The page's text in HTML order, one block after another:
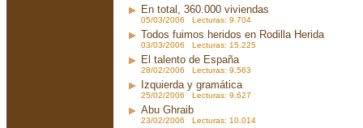
En total, 360.000 viviendas
05/03/2006 Lecturas: 9.704
Todos fuimos heridos en Rodilla Herida
03/03/2006 Lecturas: 15.225
El talento de España
28/02/2006 Lecturas: 9.563
Izquierda y gramática
25/02/2006 Lecturas: 9.627
Abu Ghraib
23/02/2006 Lecturas: 10.014